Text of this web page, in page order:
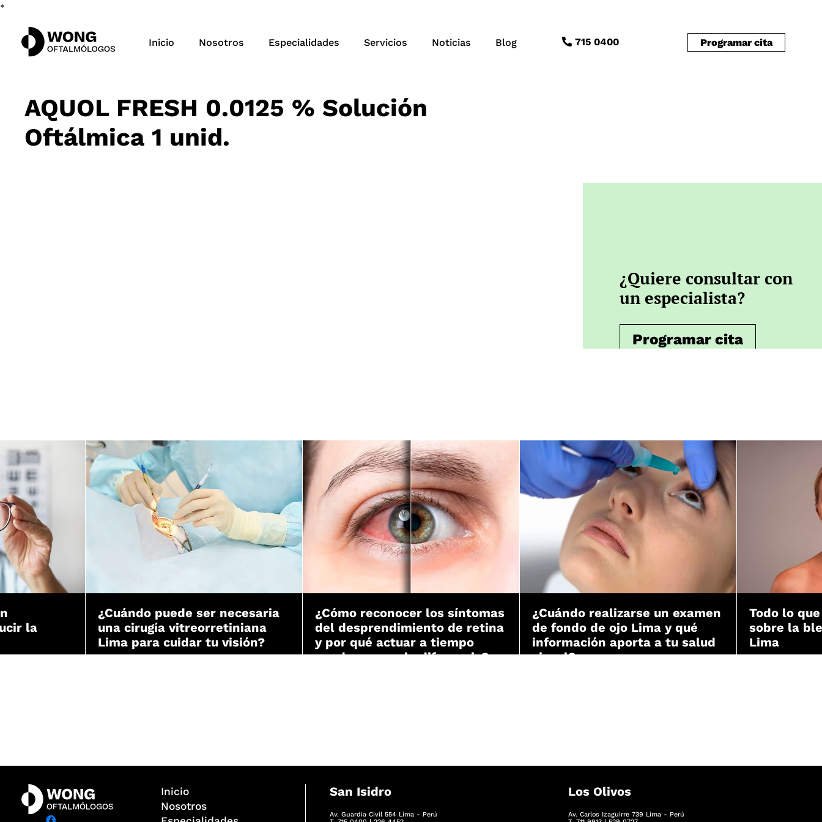
*
Inicio Nosotros Especialidades Servicios Noticias Blog 715 0400 Programar cita
AQUOL FRESH 0.0125 % Solución
Oftálmica 1 unid.
¿Quiere consultar con
un especialista?
Programar cita
la
¿Cuándo puede ser necesaria
una cirugía vitreorretiniana
Lima para cuidar tu visión?
¿Cómo reconocer los síntomas
del desprendimiento de retina
y por qué actuar a tiempo
puede marcar la diferencia?
¿Cuándo realizarse un examen
de fondo de ojo Lima y qué
información aporta a tu salud
visual?
Todo lo
sobre la
Lima
Inicio
Nosotros
San Isidro
Av. Guardia Civil 554 Lima - Perú
Los Olivos
Av. Carlos Izaguirre 739 Lima - Perú